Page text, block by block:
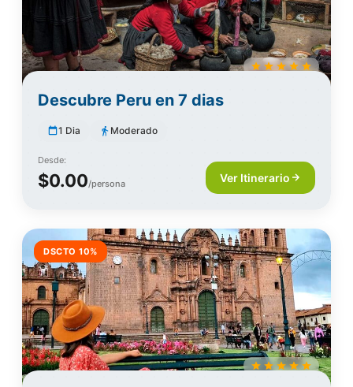
Descubre Peru en 7 dias
1 Dia Moderado
Desde:
$0.00/persona Ver Itinerario
DSCTO 10%